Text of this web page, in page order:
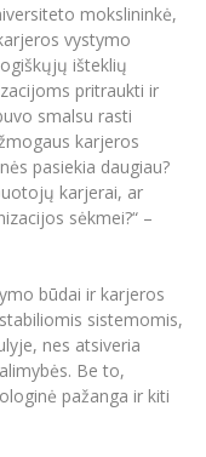
institutas
centras
institutas
centras
poreikiaitobulinimui)
universiteto
bazė
mokslininkė,
vystymo
išteklių
pritraukti ir
smalsu rasti
karjeros
pasiekia daugiau?
karjerai, ar
sėkmei?“ –
būdai ir karjeros
sistemomis,
nes atsiveria
Be to,
pažanga ir kiti